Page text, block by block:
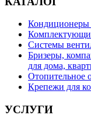
Кондиционеры
Системы
Бризеры,
для дома,
Отопительное
Крепежи для
УСЛУГИ